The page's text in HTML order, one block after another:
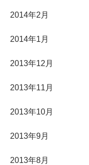
2014年2月
2014年1月
2013年12月
2013年11月
2013年10月
2013年9月
2013年8月